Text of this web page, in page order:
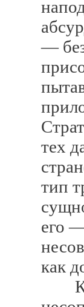
—
тех
тип
его
как